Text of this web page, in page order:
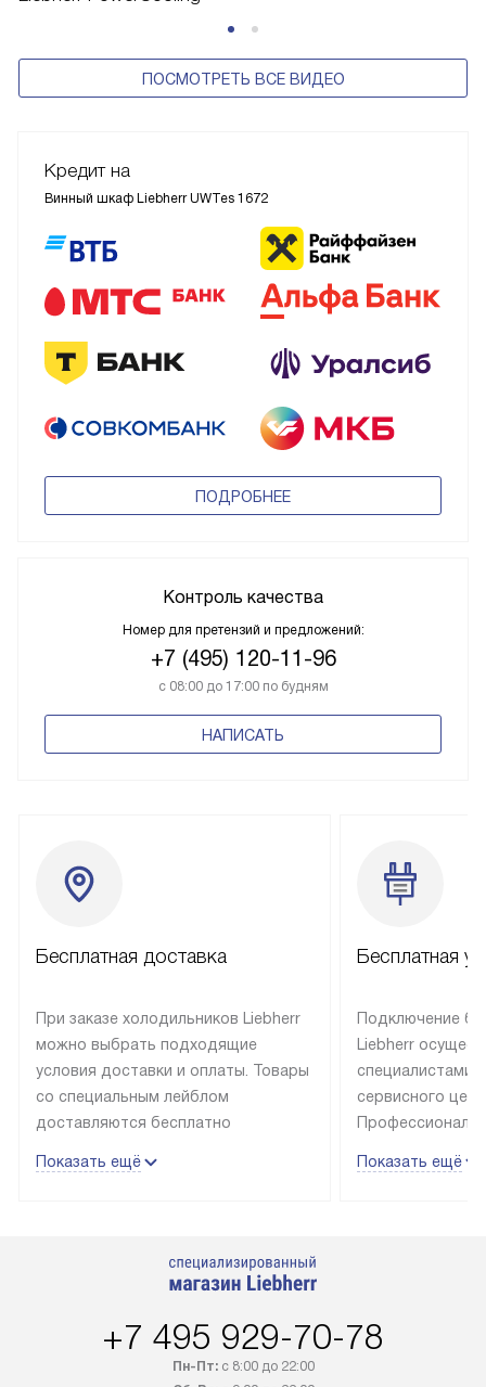
ПОСМОТРЕТЬ ВСЕ ВИДЕО
Кредит на
Винный шкаф Liebherr UWTes 1672
ПОДРОБНЕЕ
Контроль качества
Номер для претензий и предложений:
+7 (495) 120-11-96
с 08:00 до 17:00 по будням
НАПИСАТЬ
Бесплатная доставка
При заказе холодильников Liebherr
можно выбрать подходящие
условия доставки и оплаты. Товары
со специальным лейблом
доставляются бесплатно
до подъезда, выезд за МКАД
в течение трех дней. Доставка
регионы осуществляется через
транспортную компанию. После
100% предоплаты наша компания
Показать ещё
Бесплатная
Подключение
Liebherr
специалистами
сервисного
эксплуатации
Стоимость
Показать ещё
+7 495 929-70-78
Пн-Пт:с 8:00 до 22:00